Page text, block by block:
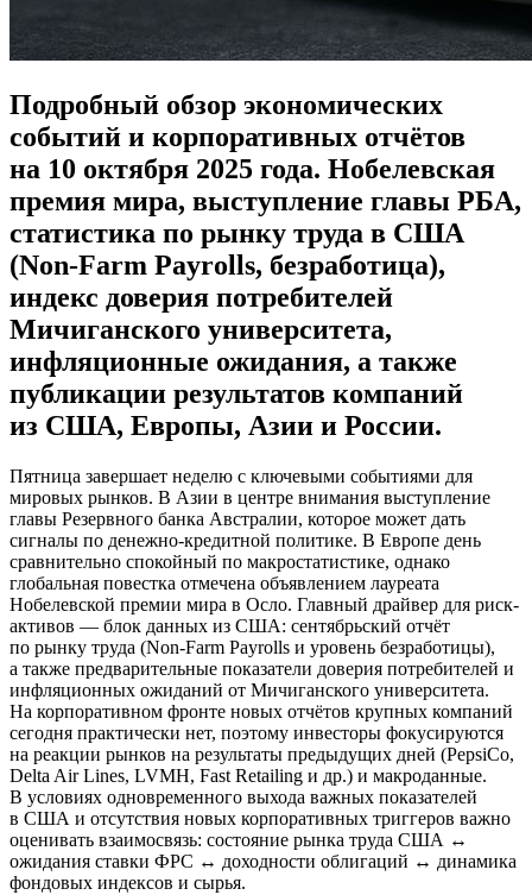
Подробный обзор экономических
событий и корпоративных отчётов
на 10 октября 2025 года. Нобелевская
премия мира, выступление главы РБА,
статистика по рынку труда в США
(Non-Farm Payrolls, безработица),
индекс доверия потребителей
Мичиганского университета,
инфляционные ожидания, а также
публикации результатов компаний
из США, Европы, Азии и России.
Пятница завершает неделю с ключевыми событиями для
мировых рынков. В Азии в центре внимания выступление
главы Резервного банка Австралии, которое может дать
сигналы по денежно-кредитной политике. В Европе день
сравнительно спокойный по макростатистике, однако
глобальная повестка отмечена объявлением лауреата
Нобелевской премии мира в Осло. Главный драйвер для риск-
активов — блок данных из США: сентябрьский отчёт
по рынку труда (Non-Farm Payrolls и уровень безработицы),
а также предварительные показатели доверия потребителей и
инфляционных ожиданий от Мичиганского университета.
На корпоративном фронте новых отчётов крупных компаний
сегодня практически нет, поэтому инвесторы фокусируются
на реакции рынков на результаты предыдущих дней (PepsiCo,
Delta Air Lines, LVMH, Fast Retailing и др.) и макроданные.
В условиях одновременного выхода важных показателей
в США и отсутствия новых корпоративных триггеров важно
оценивать взаимосвязь: состояние рынка труда США ↔
ожидания ставки ФРС ↔ доходности облигаций ↔ динамика
фондовых индексов и сырья.